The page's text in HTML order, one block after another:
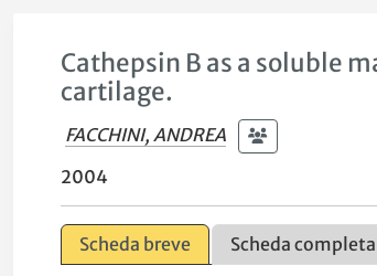
Cathepsin B as a soluble
cartilage.
FACCHINI, ANDREA
2004
Scheda breve Scheda completa